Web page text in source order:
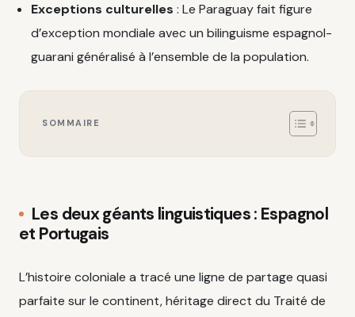
Exceptions culturelles : Le Paraguay fait figure
d’exception mondiale avec un bilinguisme espagnol-
guarani généralisé à l’ensemble de la population.
SOMMAIRE
Les deux géants linguistiques : Espagnol
et Portugais
L’histoire coloniale a tracé une ligne de partage quasi
parfaite sur le continent, héritage direct du Traité de